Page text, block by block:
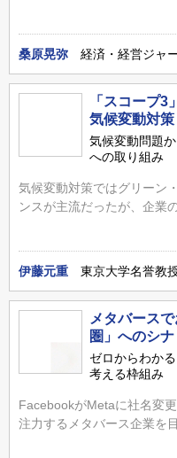
桑原晃弥 経済・経営ジャ
「スコープ
気候変動対策
気候変動問題
への取り組み
気候変動対策ではグリーン
ンスが主流だったが、企業
伊藤元重 東京大学名誉教
メタバース
圏」へのシナ
ゼロからわか
考える枠組み
FacebookがMetaに社名変
注力するメタバース企業を